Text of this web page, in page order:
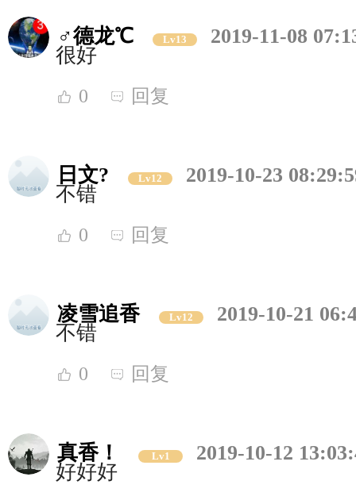
♂德龙℃ Lv13
2019-11-08
很好
0 回复
日文? Lv12
2019-10-23
不错
0 回复
凌雪追香 Lv12
2019-10-21
不错
0 回复
真香！ Lv1
2019-10-12
好好好